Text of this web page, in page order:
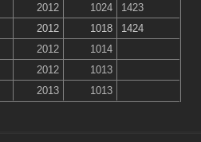
2012 1024
1423
2012 1018
1424
2012
1014
2012
1013
2013 1013